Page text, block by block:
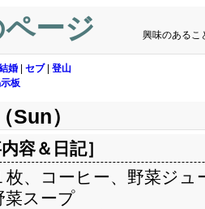
ージ 興味のあるこ
婚 セブ| 登山
示板
Sun）
容＆日記］
枚、コーヒー、野菜ジュ
菜スープ